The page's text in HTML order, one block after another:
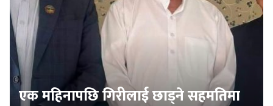
एक महिनापछि गिरीलाई छाड्ने सहमतिमा